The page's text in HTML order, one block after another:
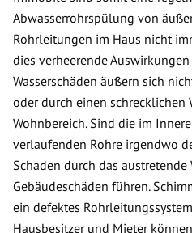
Abwasserrohrspülung von
Rohrleitungen im Haus nicht
dies verheerende
Wasserschäden äußern sich
oder durch einen schrecklichen
Wohnbereich. Sind die im
verlaufenden Rohre irgendwo
Schaden durch das austretende
Gebäudeschäden führen.
ein defektes
Hausbesitzer und Mieter